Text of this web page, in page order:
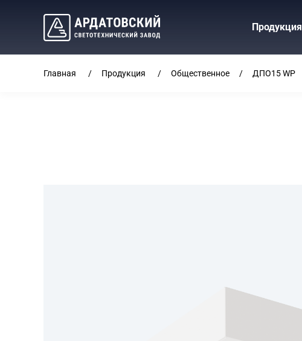
Продукция
Главная Продукция Общественное ДПО15 WP